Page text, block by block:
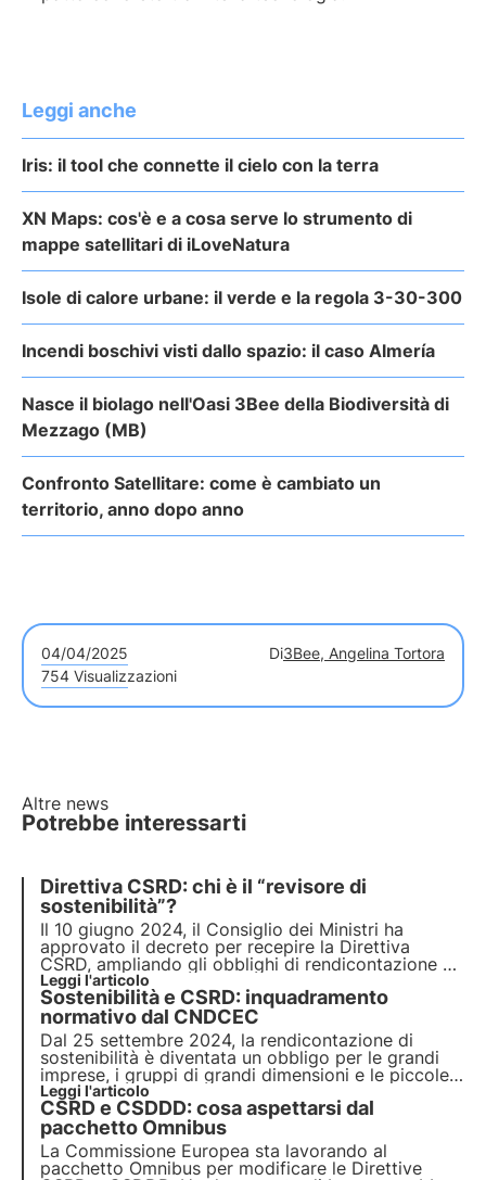
Leggi anche
Iris: il tool che connette il cielo con la terra
XN Maps: cos'è e a cosa serve lo strumento di
mappe satellitari di iLoveNatura
Isole di calore urbane: il verde e la regola 3-30-300
Incendi boschivi visti dallo spazio: il caso Almería
Nasce il biolago nell'Oasi 3Bee della Biodiversità di
Mezzago (MB)
Confronto Satellitare: come è cambiato un
territorio, anno dopo anno
04/04/2025 Di3Bee, Angelina Tortora
754 Visualizzazioni
Altre news
Potrebbe interessarti
Direttiva CSRD: chi è il “revisore di
sostenibilità”?
Il 10 giugno 2024, il Consiglio dei Ministri ha
approvato il decreto per recepire la Direttiva
CSRD, ampliando gli obblighi di rendicontazione e
introducendo il "revisore di sostenibilità" per
attestare la conformità della rendicontazione di
sostenibilità. Scopri di più in questo articolo.
Leggi l'articolo
Sostenibilità e CSRD: inquadramento
normativo dal CNDCEC
Dal 25 settembre 2024, la rendicontazione di
sostenibilità è diventata un obbligo per le grandi
imprese, i gruppi di grandi dimensioni e le piccole
e medie imprese quotate, oltre a determinate
società con sede in Paesi terzi. Il CNDCEC ha
pubblicato una guida sull’inquadramento normativo
della CSRD.
Leggi l'articolo
CSRD e CSDDD: cosa aspettarsi dal
pacchetto Omnibus
La Commissione Europea sta lavorando al
pacchetto Omnibus per modificare le Direttive